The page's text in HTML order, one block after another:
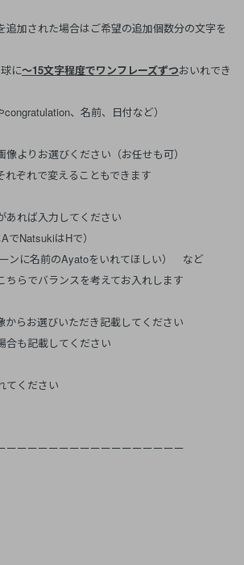
加された場合はご希望の追加個数分の文字を
に～15文字程度でワンフレーズずつおいれでき
congratulation、名前、日付など）
よりお選びください（お任せも可）
ぞれで変えることもできます
れば入力してください
でNatsukiはHで）
に名前のAyatoをいれてほしい） など
らでバランスを考えてお入れします
らお選びいただき記載してください
も記載してください
てください
ーーーーーーーーーーーーーーーーー